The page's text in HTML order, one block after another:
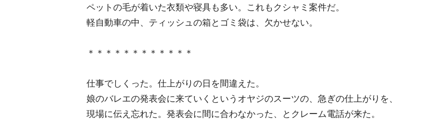
ペットの毛が着いた衣類や寝具も多い。これもクシャミ案件だ。
軽自動車の中、ティッシュの箱とゴミ袋は、欠かせない。
＊＊＊＊＊＊＊＊＊＊＊＊
仕事でしくった。仕上がりの日を間違えた。
娘のバレエの発表会に来ていくというオヤジのスーツの、急ぎの仕上がりを、
現場に伝え忘れた。発表会に間に合わなかった、とクレーム電話が来た。